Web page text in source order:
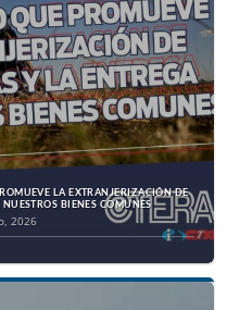
LA EXTRANJERIZACIÓN DE
BIENES COMUNES
2026